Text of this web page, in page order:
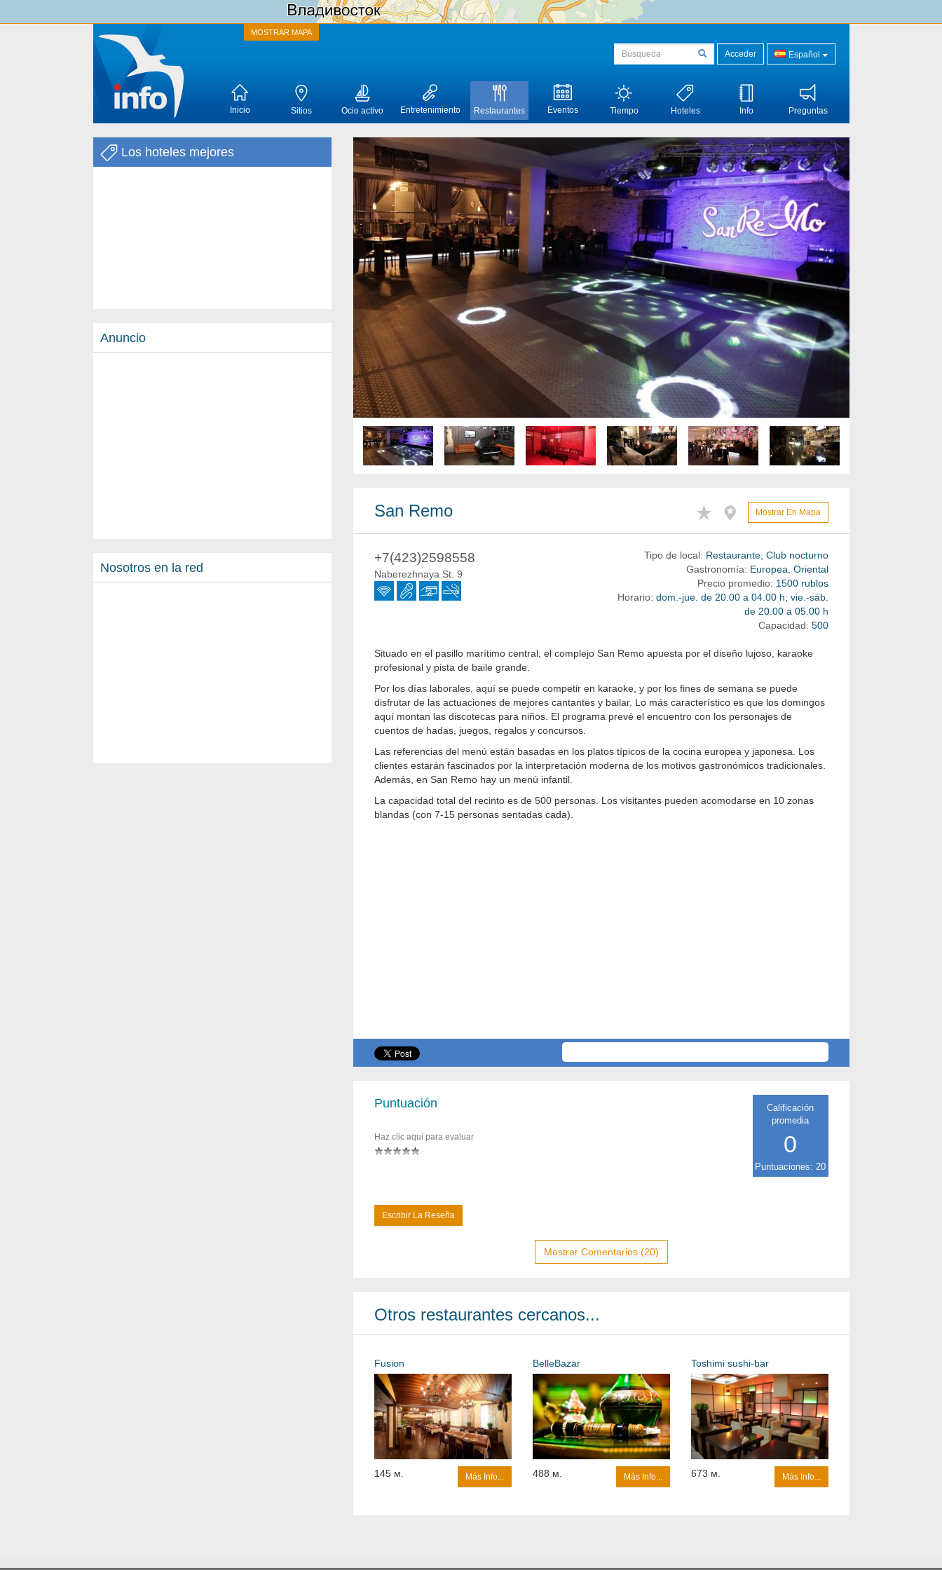
MOSTRAR MAPA
Acceder Español
Inicio Sitios Ocio activo Entretenimiento Restaurantes Eventos Tiempo Hoteles Info Preguntas
Los hoteles mejores
Anuncio
Nosotros en la red
San Remo Mostrar En Mapa
+7(423)2598558
Naberezhnaya St. 9
Tipo de local: Restaurante, Club nocturno
Gastronomía: Europea, Oriental
Precio promedio: 1500 rublos
Horario: dom.-jue. de 20.00 a 04.00 h; vie.-sáb.
de 20.00 a 05.00 h
Capacidad: 500
Situado en el pasillo marítimo central, el complejo San Remo apuesta por el diseño lujoso, karaoke
profesional y pista de baile grande.
Por los días laborales, aquí se puede competir en karaoke, y por los fines de semana se puede
disfrutar de las actuaciones de mejores cantantes y bailar. Lo más característico es que los domingos
aquí montan las discotecas para niños. El programa prevé el encuentro con los personajes de
cuentos de hadas, juegos, regalos y concursos.
Las referencias del menú están basadas en los platos típicos de la cocina europea y japonesa. Los
clientes estarán fascinados por la interpretación moderna de los motivos gastronómicos tradicionales.
Además, en San Remo hay un menú infantil.
La capacidad total del recinto es de 500 personas. Los visitantes pueden acomodarse en 10 zonas
blandas (con 7-15 personas sentadas cada).
Calificación
promedia
0
Puntuaciones: 20
Puntuación
Haz clic aquí para evaluar
Escribir La Reseña
Mostrar Comentarios (20)
Otros restaurantes cercanos...
Fusion
145 м. Más Info...
BelleBazar
488 м. Más Info...
Toshimi sushi-bar
673 м. Más Info...